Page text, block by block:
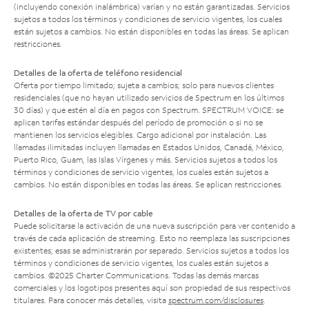
(incluyendo conexión inalámbrica) varían y no están garantizadas. Servicios
sujetos a todos los términos y condiciones de servicio vigentes, los cuales
están sujetos a cambios. No están disponibles en todas las áreas. Se aplican
restricciones.
Detalles de la oferta de teléfono residencial
Oferta por tiempo limitado; sujeta a cambios; solo para nuevos clientes
residenciales (que no hayan utilizado servicios de Spectrum en los últimos
30 días) y que estén al día en pagos con Spectrum. SPECTRUM VOICE: se
aplican tarifas estándar después del período de promoción o si no se
mantienen los servicios elegibles. Cargo adicional por instalación. Las
llamadas ilimitadas incluyen llamadas en Estados Unidos, Canadá, México,
Puerto Rico, Guam, las Islas Vírgenes y más. Servicios sujetos a todos los
términos y condiciones de servicio vigentes, los cuales están sujetos a
cambios. No están disponibles en todas las áreas. Se aplican restricciones.
Detalles de la oferta de TV por cable
Puede solicitarse la activación de una nueva suscripción para ver contenido a
través de cada aplicación de streaming. Esto no reemplaza las suscripciones
existentes; esas se administrarán por separado. Servicios sujetos a todos los
términos y condiciones de servicio vigentes, los cuales están sujetos a
cambios. ©2025 Charter Communications. Todas las demás marcas
comerciales y los logotipos presentes aquí son propiedad de sus respectivos
titulares. Para conocer más detalles, visita spectrum.com/disclosures